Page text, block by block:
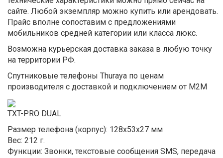
сайте. Любой экземпляр можно купить или арендовать.
Прайс вполне сопоставим с предложениями
мобильников средней категории или класса люкс.
Возможна курьерская доставка заказа в любую точку
на территории РФ.
Спутниковые телефоны Thuraya по ценам
производителя с доставкой и подключением от M2M
TXT-PRO DUAL
Размер телефона (корпус): 128x53x27 мм
Вес: 212 г.
Функции: Звонки, текстовые сообщения SMS, передача